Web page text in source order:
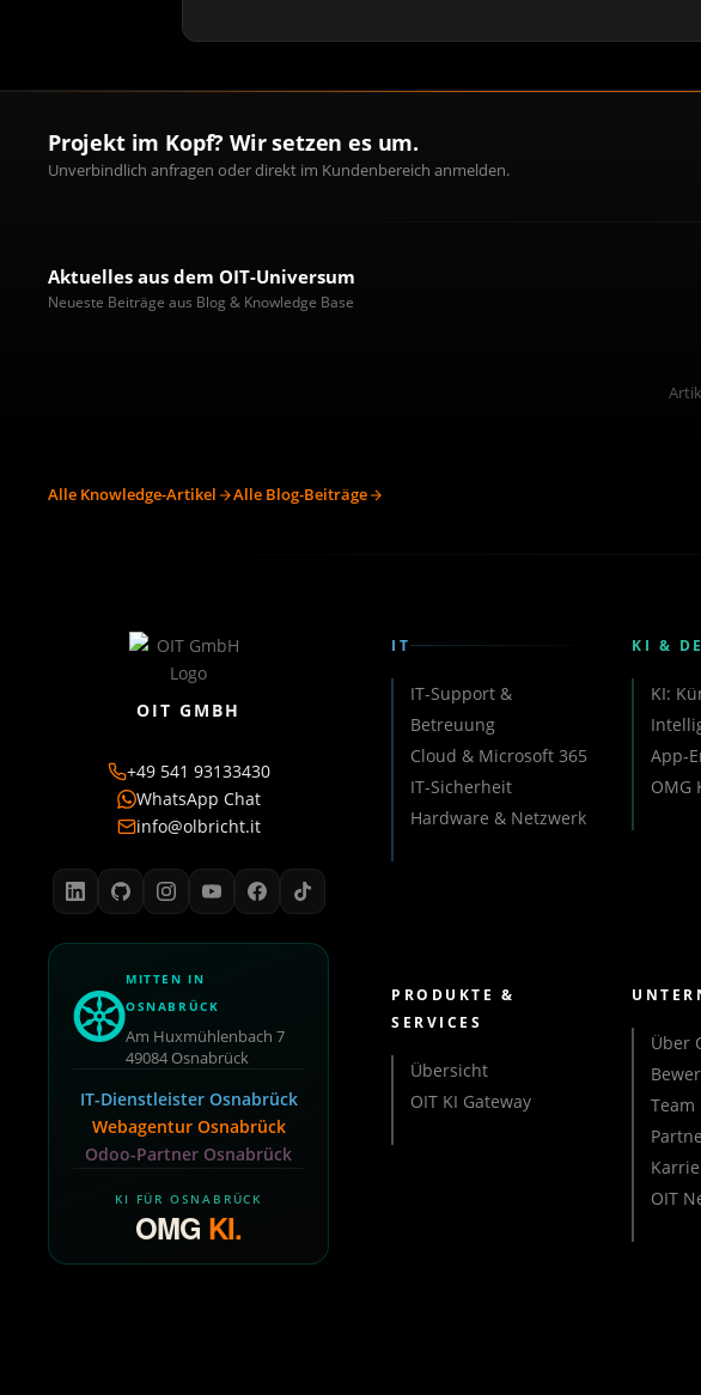
Projekt im Kopf? Wir setzen es um.
Unverbindlich anfragen oder direkt im Kundenbereich anmelden.
Aktuelles aus dem OIT-Universum
Neueste Beiträge aus Blog & Knowledge Base
Alle Knowledge-Artikel Alle Blog-Beiträge
OIT GMBH
+49 541 93133430
WhatsApp Chat
info@olbricht.it
MITTEN IN
OSNABRÜCK
Am Huxmühlenbach 7
49084 Osnabrück
IT-Dienstleister Osnabrück
Webagentur Osnabrück
Odoo-Partner Osnabrück
KI FÜR OSNABRÜCK
OMG KI.
IT
IT-Support &
Betreuung
Cloud & Microsoft 365
IT-Sicherheit
Hardware & Netzwerk
KI &
KI:
App-
OMG
PRODUKTE &
SERVICES
Übersicht
OIT KI Gateway
Über
Team
OIT